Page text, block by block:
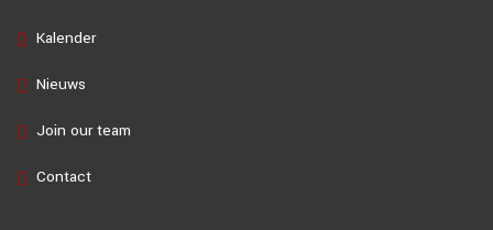
Kalender
Nieuws
Join our team
Contact